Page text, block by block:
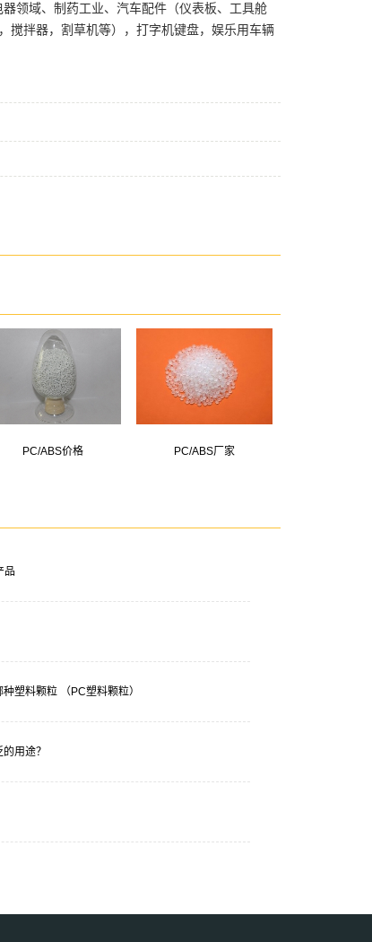
领域、制药工业、汽车配件（仪表板、工具舱
搅拌器，割草机等），打字机键盘，娱乐用车辆
PC/ABS价格 PC/ABS厂家
品
塑料颗粒 （PC塑料颗粒）
用途？